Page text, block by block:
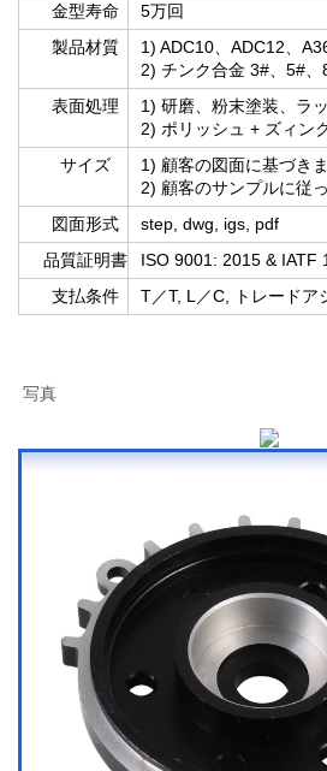
金型寿命
5万回
製品材質
1) ADC10、ADC12、
2) チンク合金 3#、5#、
表面処理
1) 研磨、粉末塗装、ラ
2) ポリッシュ + ズィン
サイズ
1) 顧客の図面に基づき
2) 顧客のサンプルに従
図面形式
step, dwg, igs, pdf
品質証明書
ISO 9001: 2015 & IATF
支払条件
T／T, L／C, トレードア
写真